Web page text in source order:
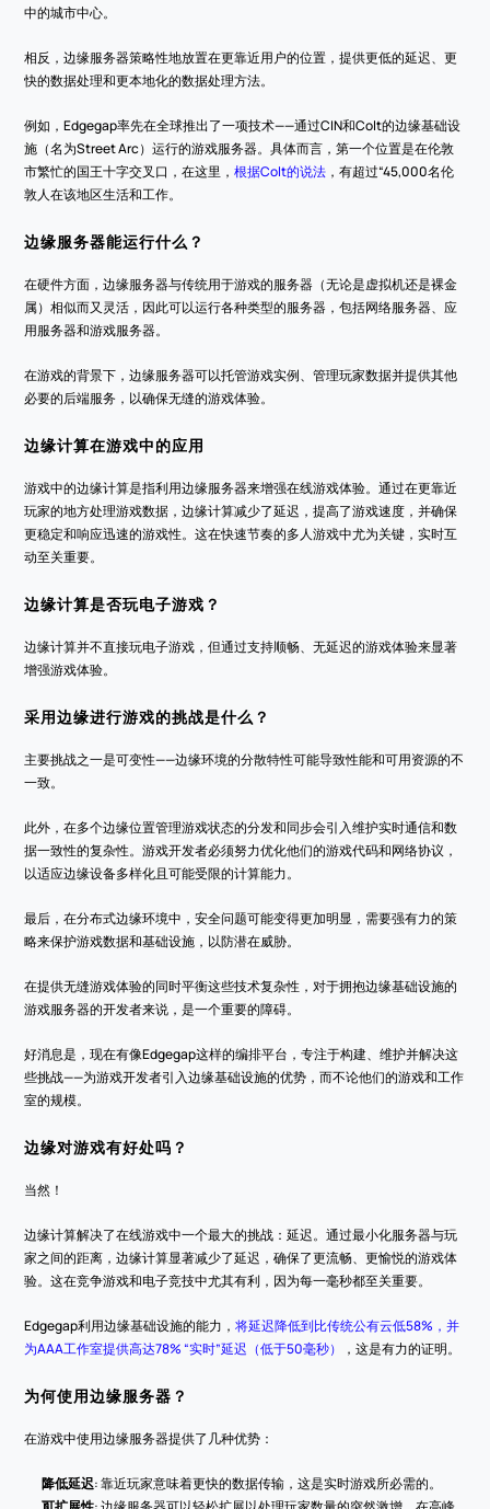
中的城市中心。
相反，边缘服务器策略性地放置在更靠近用户的位置，提供更低的延迟、更
快的数据处理和更本地化的数据处理方法。
例如，Edgegap率先在全球推出了一项技术——通过CIN和Colt的边缘基础设
施（名为Street Arc）运行的游戏服务器。具体而言，第一个位置是在伦敦
市繁忙的国王十字交叉口，在这里，根据Colt的说法 ，有超过“45,000名伦
敦人在该地区生活和工作。
边缘服务器能运行什么？
在硬件方面，边缘服务器与传统用于游戏的服务器（无论是虚拟机还是裸金
属）相似而又灵活，因此可以运行各种类型的服务器，包括网络服务器、应
用服务器和游戏服务器。
在游戏的背景下，边缘服务器可以托管游戏实例、管理玩家数据并提供其他
必要的后端服务，以确保无缝的游戏体验。
边缘计算在游戏中的应用
游戏中的边缘计算是指利用边缘服务器来增强在线游戏体验。通过在更靠近
玩家的地方处理游戏数据，边缘计算减少了延迟，提高了游戏速度，并确保
更稳定和响应迅速的游戏性。这在快速节奏的多人游戏中尤为关键，实时互
动至关重要。
边缘计算是否玩电子游戏？
边缘计算并不直接玩电子游戏，但通过支持顺畅、无延迟的游戏体验来显著
增强游戏体验。
采用边缘进行游戏的挑战是什么？
主要挑战之一是可变性——边缘环境的分散特性可能导致性能和可用资源的不
一致。
此外，在多个边缘位置管理游戏状态的分发和同步会引入维护实时通信和数
据一致性的复杂性。游戏开发者必须努力优化他们的游戏代码和网络协议，
以适应边缘设备多样化且可能受限的计算能力。
最后，在分布式边缘环境中，安全问题可能变得更加明显，需要强有力的策
略来保护游戏数据和基础设施，以防潜在威胁。
在提供无缝游戏体验的同时平衡这些技术复杂性，对于拥抱边缘基础设施的
游戏服务器的开发者来说，是一个重要的障碍。
好消息是，现在有像Edgegap这样的编排平台，专注于构建、维护并解决这
些挑战——为游戏开发者引入边缘基础设施的优势，而不论他们的游戏和工作
室的规模。
边缘对游戏有好处吗？
当然！
边缘计算解决了在线游戏中一个最大的挑战：延迟。通过最小化服务器与玩
家之间的距离，边缘计算显著减少了延迟，确保了更流畅、更愉悦的游戏体
验。这在竞争游戏和电子竞技中尤其有利，因为每一毫秒都至关重要。
Edgegap利用边缘基础设施的能力，将延迟降低到比传统公有云低58%，并
为AAA工作室提供高达78% “实时”延迟（低于50毫秒）
，这是有力的证明。
为何使用边缘服务器？
在游戏中使用边缘服务器提供了几种优势：
降低延迟: 靠近玩家意味着更快的数据传输，这是实时游戏所必需的。